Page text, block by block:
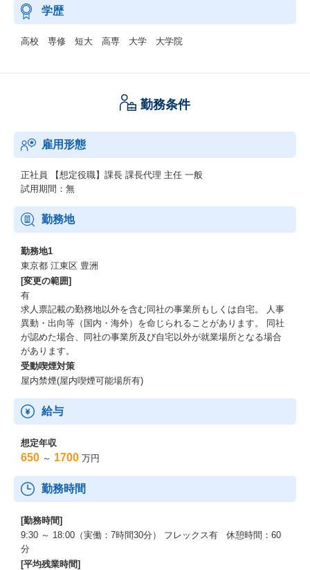
学歴
高校 専修 短大 高専 大学 大学院
勤務条件
雇用形態
正社員
【想定役職】課長 課長代理 主任 一般
試用期間：無
勤務地
勤務地1
東京都 江東区 豊洲
[変更の範囲]
有
求人票記載の勤務地以外を含む同社の事業所もしくは自宅。 人事
異動・出向等（国内・海外）を命じられることがあります。 同社
が認めた場合、同社の事業所及び自宅以外が就業場所となる場合
があります。
受動喫煙対策
屋内禁煙(屋内喫煙可能場所有)
給与
想定年収
650 ～ 1700 万円
勤務時間
[勤務時間]
9:30 ～ 18:00（実働：7時間30分） フレックス有 休憩時間：60
分
[平均残業時間]